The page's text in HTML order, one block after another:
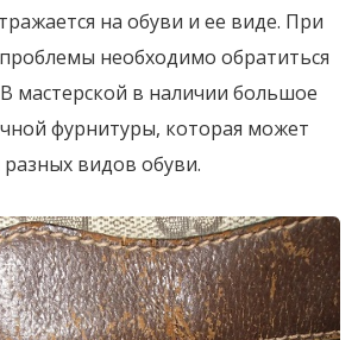
на обуви и ее виде. При
необходимо обратиться
мастерской в наличии большое
фурнитуры, которая может
разных видов обуви.